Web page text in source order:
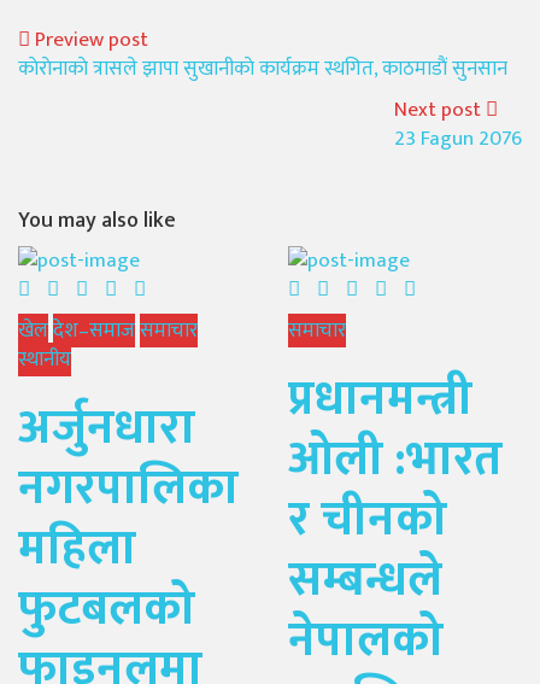
Preview post
काेराेनाकाे त्रासले झापा सुखानीकाे कार्यक्रम स्थगित, काठमाडाैं सुनसान
Next post
23 Fagun 2076
You may also like
खेलदेश–समाजसमाचार
स्थानीय
अर्जुनधारा
नगरपालिका
महिला
फुटबलको
समाचार
प्रधानमन्त्री
ओली :भारत
र चीनको
सम्बन्धले
नेपालको